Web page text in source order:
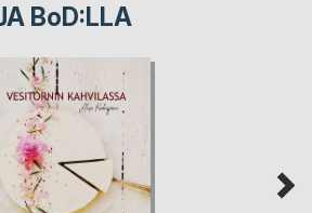
BoD:LLA